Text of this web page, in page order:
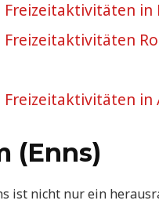
Freizeitaktivitäten in
Freizeitaktivitäten
Freizeitaktivitäten in
(Enns)
ist nicht nur ein